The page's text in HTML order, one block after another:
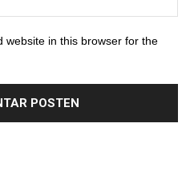
website in this browser for the